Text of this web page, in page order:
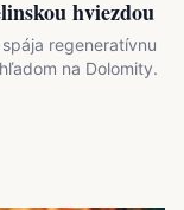
hviezdou
regeneratívnu
na Dolomity.